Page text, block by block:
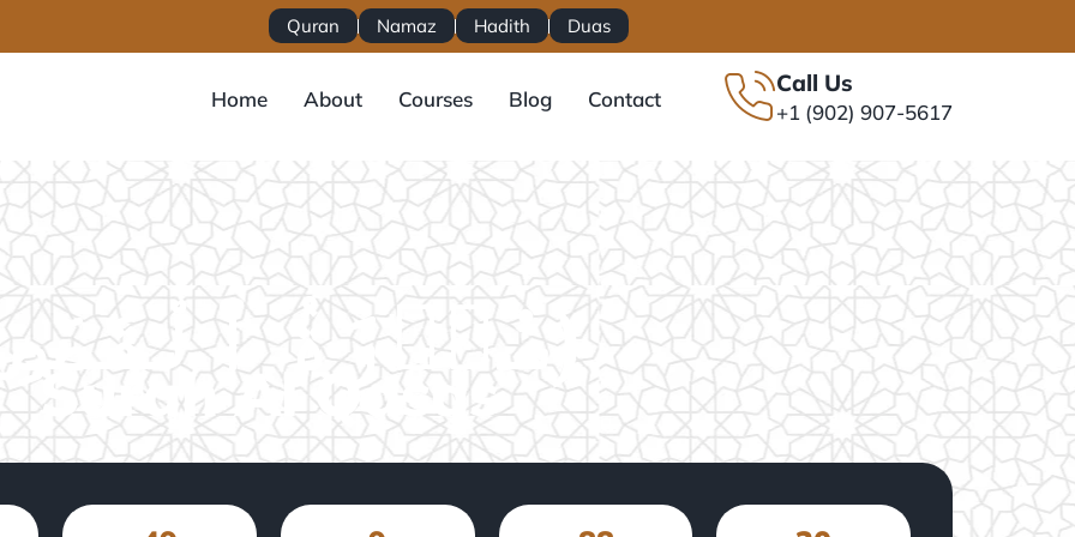
Quran Namaz Hadith Duas
Home About Courses Blog Contact
Call Us
+1 (902) 907-5617
(سُوۡرَةُ ٱلْقَصَصِ)
Surah Al Qasas